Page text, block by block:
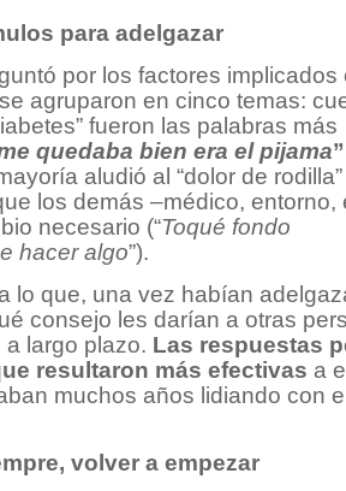
para adelgazar
por los factores implicados
agruparon en cinco temas:
fueron las palabras más
quedaba bien era el pijama”
aludió al “dolor de
los demás –médico, entorno,
necesario (“Toqué fondo
hacer algo”).
lo que, una vez habían
consejo les darían a otras
largo plazo. Las respuestas
resultaron más efectivas a
muchos años lidiando con el
volver a empezar